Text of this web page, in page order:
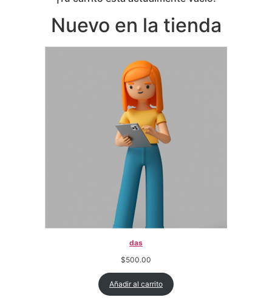
Nuevo en la tienda
das
$500.00
Añadir al carrito